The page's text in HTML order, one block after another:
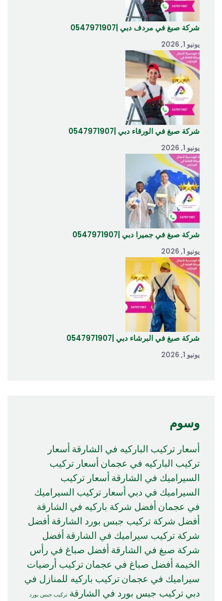
شركة صبغ في مردف دبي |0547971907
يونيو 1, 2026
شركة صبغ في الورقاء دبي |0547971907
يونيو 1, 2026
شركة صبغ في جميرا دبي |0547971907
يونيو 1, 2026
شركة صبغ في البرشاء دبي |0547971907
يونيو 1, 2026
وسوم
أسعار تركيب الباركيه في الشارقة أسعار
تركيب الباركيه في عجمان أسعار تركيب
السيراميك في الشارقة أسعار تركيب
السيراميك في دبي أسعار تركيب السيراميك
في عجمان أفضل شركة باركيه في الشارقة
أفضل شركة تركيب جبس بورد الشارقة أفضل
شركة تركيب سيراميك في الشارقة أفضل
شركة صبغ في الشارقة أفضل صباغ في رأس
الخيمة أفضل صباغ في عجمانتركيب أرضيات
سيراميك في عجمانتركيب باركيه للمنازل في
دبيتركيب جبس بورد في الشارقة تركيب جبس بورد